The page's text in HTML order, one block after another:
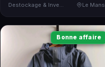
Destockage & Invendus
Le Mans
Bonne affaire